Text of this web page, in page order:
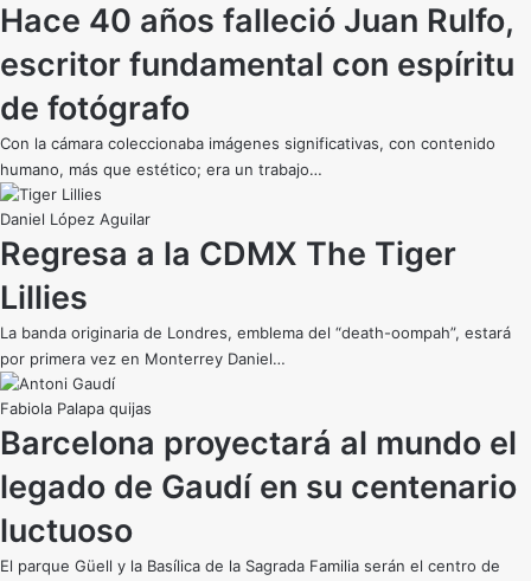
Hace 40 años falleció Juan Rulfo,
escritor fundamental con espíritu
de fotógrafo
Con la cámara coleccionaba imágenes significativas, con contenido
humano, más que estético; era un trabajo…
Daniel López Aguilar
Regresa a la CDMX The Tiger
Lillies
La banda originaria de Londres, emblema del “death-oompah”, estará
por primera vez en Monterrey Daniel…
Fabiola Palapa quijas
Barcelona proyectará al mundo el
legado de Gaudí en su centenario
luctuoso
El parque Güell y la Basílica de la Sagrada Familia serán el centro de